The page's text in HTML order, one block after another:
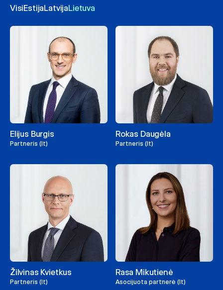
VisiEstijaLatvijaLietuva
Elijus Burgis
Partneris (lt)
Rokas Daugėla
Partneris (lt)
Žilvinas Kvietkus
Partneris (lt)
Rasa Mikutienė
Asocijuota partnerė (lt)